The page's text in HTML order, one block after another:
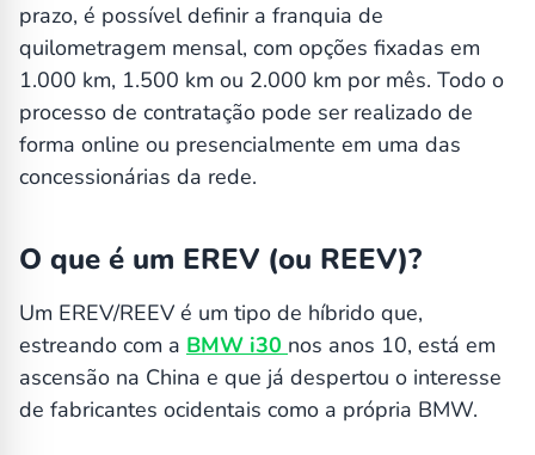
prazo, é possível definir a franquia de
quilometragem mensal, com opções fixadas em
1.000 km, 1.500 km ou 2.000 km por mês. Todo o
processo de contratação pode ser realizado de
forma online ou presencialmente em uma das
concessionárias da rede.
O que é um EREV (ou REEV)?
Um EREV/REEV é um tipo de híbrido que,
estreando com a BMW i30 nos anos 10, está em
ascensão na China e que já despertou o interesse
de fabricantes ocidentais como a própria BMW.